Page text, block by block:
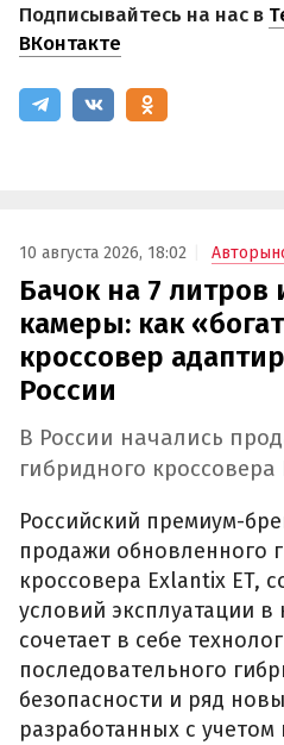
Подписывайтесь на нас в
ВКонтакте
10 августа 2026, 18:02
Бачок на 7 литров
камеры: как
кроссовер
России
В России начались
гибридного кроссовера
Российский премиум-
продажи обновленного
кроссовера Exlantix ET,
условий эксплуатации
сочетает в себе
последовательного
безопасности и ряд
разработанных с